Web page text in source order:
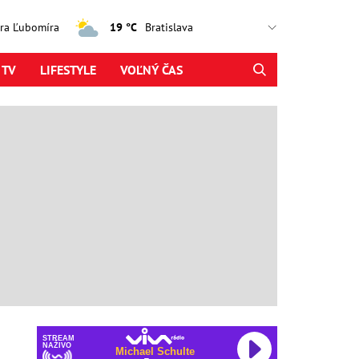
Ľubomíra 19 °C
LIFESTYLE VOĽNÝ ČAS
STREAM
NAŽIVO
Michael Schulte